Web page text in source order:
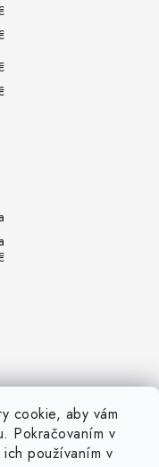
cookie, aby vám
Pokračovaním v
používaním v